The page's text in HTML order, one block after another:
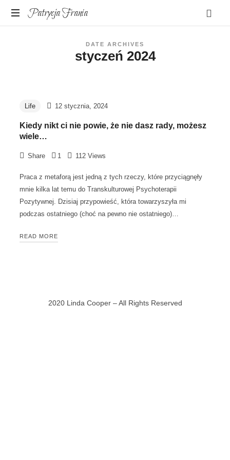
Patrycja
Patrycja Frania
DATE ARCHIVES
styczeń 2024
Life 12 stycznia, 2024
Kiedy nikt ci nie powie, że nie dasz rady, możesz
wiele…
Share 1 112 Views
Praca z metaforą jest jedną z tych rzeczy, które przyciągnęły
mnie kilka lat temu do Transkulturowej Psychoterapii
Pozytywnej. Dzisiaj przypowieść, która towarzyszyła mi
podczas ostatniego (choć na pewno nie ostatniego)…
READ MORE
2020 Linda Cooper – All Rights Reserved